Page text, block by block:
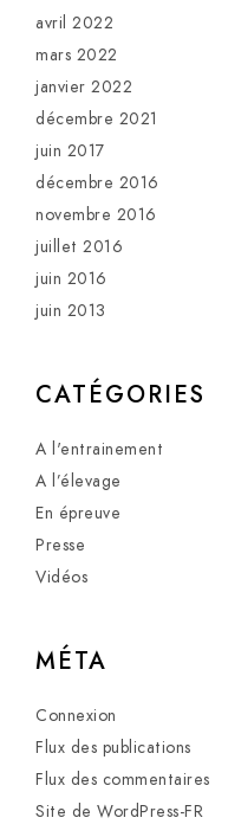
avril 2022
mars 2022
janvier 2022
décembre 2021
juin 2017
décembre 2016
novembre 2016
juillet 2016
juin 2016
juin 2013
CATÉGORIES
A l'entrainement
A l’élevage
En épreuve
Presse
Vidéos
MÉTA
Connexion
Flux des publications
Flux des commentaires
Site de WordPress-FR